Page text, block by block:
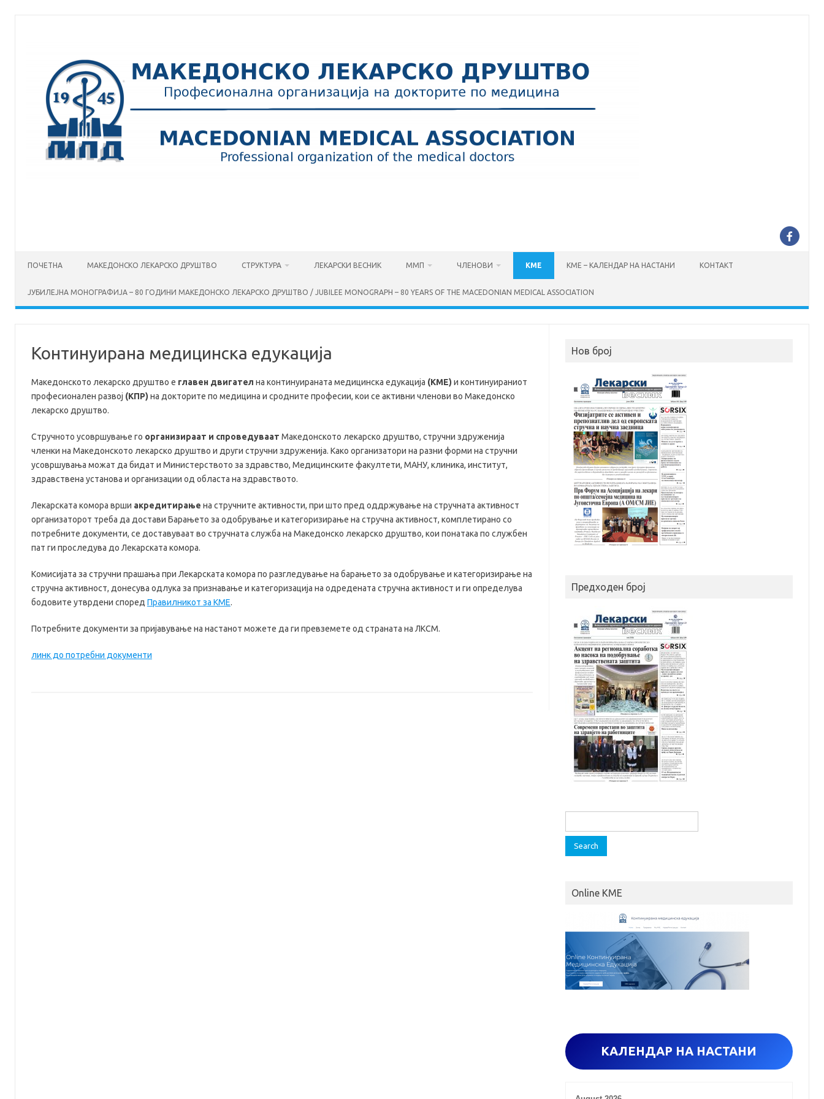
ПОЧЕТНА МАКЕДОНСКО ЛЕКАРСКО ДРУШТВО СТРУКТУРА ЛЕКАРСКИ ВЕСНИК ММП ЧЛЕНОВИ КМЕ КМЕ – КАЛЕНДАР НА НАСТАНИ КОНТАКТ
ЈУБИЛЕЈНА МОНОГРАФИЈА – 80 ГОДИНИ МАКЕДОНСКО ЛЕКАРСКО ДРУШТВО / JUBILEE MONOGRAPH – 80 YEARS OF THE MACEDONIAN MEDICAL ASSOCIATION
Континуирана медицинска едукација
Македонското лекарско друштво е главен двигател на континуираната медицинска едукација (КМЕ) и континуираниот
професионален развој (КПР) на докторите по медицина и сродните професии, кои се активни членови во Македонско
лекарско друштво.
Стручното усовршување го организираат и спроведуваат Македонското лекарско друштво, стручни здруженија
членки на Македонското лекарско друштво и други стручни здруженија. Како организатори на разни форми на стручни
усовршувања можат да бидат и Министерството за здравство, Медицинските факултети, МАНУ, клиника, институт,
здравствена установа и организации од областа на здравството.
Лекарската комора врши акредитирање на стручните активности, при што пред оддржување на стручната активност
организаторот треба да достави Барањето за одобрување и категоризирање на стручна активност, комплетирано со
потребните документи, се доставуваат во стручната служба на Македонско лекарско друштво, кои понатака по службен
пат ги проследува до Лекарската комора.
Комисијата за стручни прашања при Лекарската комора по разгледување на барањето за одобрување и категоризирање на
стручна активност, донесува одлука за признавање и категоризација на одредената стручна активност и ги определува
бодовите утврдени според Правилникот за КМЕ.
Потребните документи за пријавување на настанот можете да ги превземете од страната на ЛКСМ.
линк до потребни документи
Нов број
Предходен број
e
Online KME
КАЛЕНДАР НА НАСТАНИ